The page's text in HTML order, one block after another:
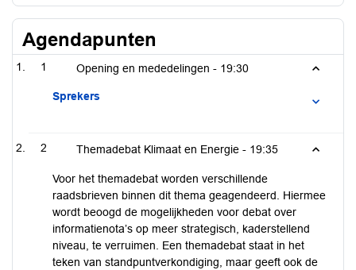
Agendapunten
1 Opening en mededelingen - 19:30
Sprekers
2 Themadebat Klimaat en Energie - 19:35
Voor het themadebat worden verschillende
raadsbrieven binnen dit thema geagendeerd. Hiermee
wordt beoogd de mogelijkheden voor debat over
informatienota’s op meer strategisch, kaderstellend
niveau, te verruimen. Een themadebat staat in het
teken van standpuntverkondiging, maar geeft ook de